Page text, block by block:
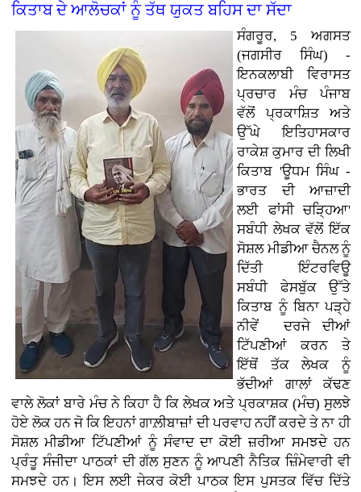
ਕਿਤਾਬ ਦੇ ਆਲੋਚਕਾਂ ਨੂੰ ਤੱਥ ਯੁਕਤ ਬਹਿਸ ਦਾ ਸੱਦਾ
ਸੰਗਰੂਰ, 5 ਅਗਸਤ
(ਜਗਸੀਰ ਸਿੰਘ) -
ਇਨਕਲਾਬੀ ਵਿਰਾਸਤ
ਪ੍ਰਚਾਰ ਮੰਚ ਪੰਜਾਬ
ਵੱਲੋਂ ਪ੍ਰਕਾਸ਼ਿਤ ਅਤੇ
ਉੱਘੇ ਇਤਿਹਾਸਕਾਰ
ਰਾਕੇਸ਼ ਕੁਮਾਰ ਦੀ ਲਿਖੀ
ਕਿਤਾਬ 'ਊਧਮ ਸਿੰਘ -
ਭਾਰਤ ਦੀ ਆਜ਼ਾਦੀ
ਲਈ ਫਾਂਸੀ ਚੜ੍ਹਿਆ'
ਸਬੰਧੀ ਲੇਖਕ ਵੱਲੋਂ ਇੱਕ
ਸੋਸ਼ਲ ਮੀਡੀਆ ਚੈਨਲ ਨੂੰ
ਦਿੱਤੀ ਇੰਟਰਵਿਊ
ਸਬੰਧੀ ਫੇਸਬੁੱਕ ਉੱਤੇ
ਕਿਤਾਬ ਨੂੰ ਬਿਨਾ ਪੜ੍ਹੇ
ਨੀਵੇਂ ਦਰਜੇ ਦੀਆਂ
ਟਿੱਪਣੀਆਂ ਕਰਨ ਤੇ
ਇੱਥੋਂ ਤੱਕ ਲੇਖਕ ਨੂੰ
ਭੱਦੀਆਂ ਗਾਲਾਂ ਕੱਢਣ
ਵਾਲੇ ਲੋਕਾਂ ਬਾਰੇ ਮੰਚ ਨੇ ਕਿਹਾ ਹੈ ਕਿ ਲੇਖਕ ਅਤੇ ਪ੍ਰਕਾਸ਼ਕ (ਮੰਚ) ਸੁਲਝੇ
ਹੋਏ ਲੋਕ ਹਨ ਜੋ ਕਿ ਇਹਨਾਂ ਗਾਲ਼ੀਬਾਜ਼ਾਂ ਦੀ ਪਰਵਾਹ ਨਹੀਂ ਕਰਦੇ ਤੇ ਨਾ ਹੀ
ਸੋਸ਼ਲ ਮੀਡੀਆ ਟਿੱਪਣੀਆਂ ਨੂੰ ਸੰਵਾਦ ਦਾ ਕੋਈ ਜ਼ਰੀਆ ਸਮਝਦੇ ਹਨ
ਪ੍ਰੰਤੂ ਸੰਜੀਦਾ ਪਾਠਕਾਂ ਦੀ ਗੱਲ ਸੁਣਨ ਨੂੰ ਆਪਣੀ ਨੈਤਿਕ ਜ਼ਿੰਮੇਵਾਰੀ ਵੀ
ਸਮਝਦੇ ਹਨ। ਇਸ ਲਈ ਜੇਕਰ ਕੋਈ ਪਾਠਕ ਇਸ ਪੁਸਤਕ ਵਿੱਚ ਦਿੱਤੇ